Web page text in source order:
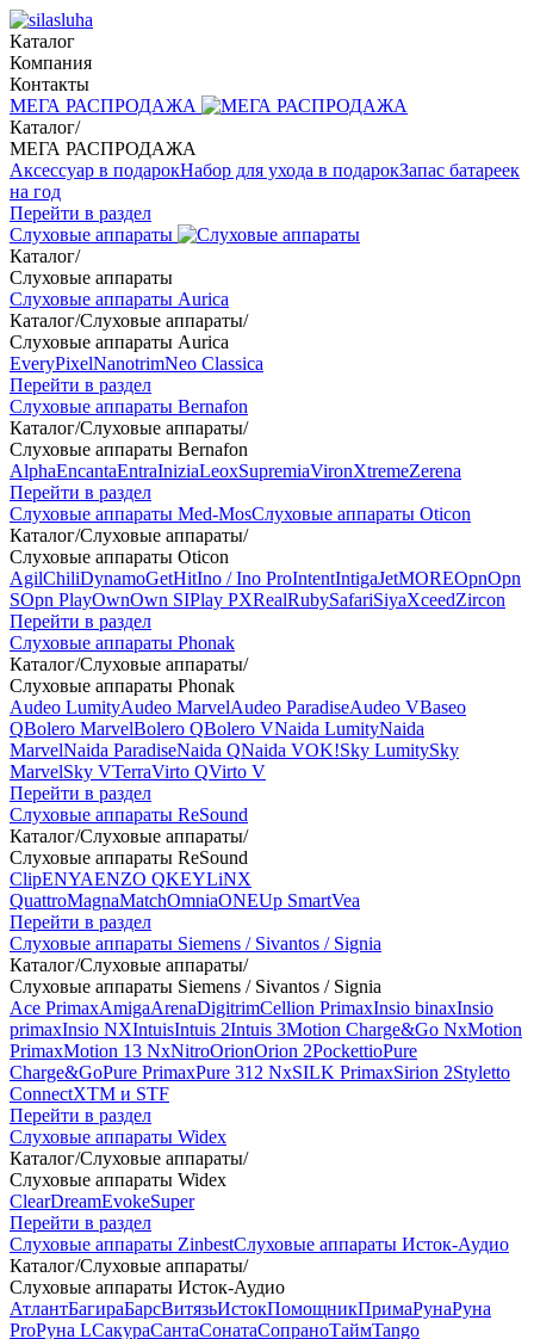
Каталог
Компания
Контакты
МЕГА РАСПРОДАЖА
Каталог/
МЕГА РАСПРОДАЖА
Аксессуар в подарокНабор для ухода в подарокЗапас батареек
на год
Перейти в раздел
Слуховые аппараты
Каталог/
Слуховые аппараты
Слуховые аппараты Aurica
Каталог/Слуховые аппараты/
Слуховые аппараты Aurica
EveryPixelNanotrimNeo Classica
Перейти в раздел
Слуховые аппараты Bernafon
Каталог/Слуховые аппараты/
Слуховые аппараты Bernafon
AlphaEncantaEntraIniziaLeoxSupremiaVironXtremeZerena
Перейти в раздел
Слуховые аппараты Med-MosСлуховые аппараты Oticon
Каталог/Слуховые аппараты/
Слуховые аппараты Oticon
AgilChiliDynamoGetHitIno / Ino ProIntentIntigaJetMOREOpnOpn
SOpn PlayOwnOwn SIPlay PXRealRubySafariSiyaXceedZircon
Перейти в раздел
Слуховые аппараты Phonak
Каталог/Слуховые аппараты/
Слуховые аппараты Phonak
Audeo LumityAudeo MarvelAudeo ParadiseAudeo VBaseo
QBolero MarvelBolero QBolero VNaida LumityNaida
MarvelNaida ParadiseNaida QNaida VOK!Sky LumitySky
MarvelSky VTerraVirto QVirto V
Перейти в раздел
Слуховые аппараты ReSound
Каталог/Слуховые аппараты/
Слуховые аппараты ReSound
ClipENYAENZO QKEYLiNX
QuattroMagnaMatchOmniaONEUp SmartVea
Перейти в раздел
Слуховые аппараты Siemens / Sivantos / Signia
Каталог/Слуховые аппараты/
Слуховые аппараты Siemens / Sivantos / Signia
Ace PrimaxAmigaArenaDigitrimCellion PrimaxInsio binaxInsio
primaxInsio NXIntuisIntuis 2Intuis 3Motion Charge&Go NxMotion
PrimaxMotion 13 NxNitroOrionOrion 2PockettioPure
Charge&GoPure PrimaxPure 312 NxSILK PrimaxSirion 2Styletto
ConnectXTM и STF
Перейти в раздел
Слуховые аппараты Widex
Каталог/Слуховые аппараты/
Слуховые аппараты Widex
ClearDreamEvokeSuper
Перейти в раздел
Слуховые аппараты ZinbestСлуховые аппараты Исток-Аудио
Каталог/Слуховые аппараты/
Слуховые аппараты Исток-Аудио
АтлантБагираБарсВитязьИстокПомощникПримаРунаРуна
ProРуна LСакураСантаСонатаСопраноТаймTango